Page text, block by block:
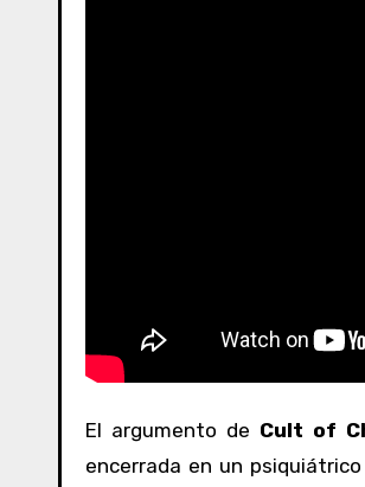
El argumento de Cult of
encerrada en un